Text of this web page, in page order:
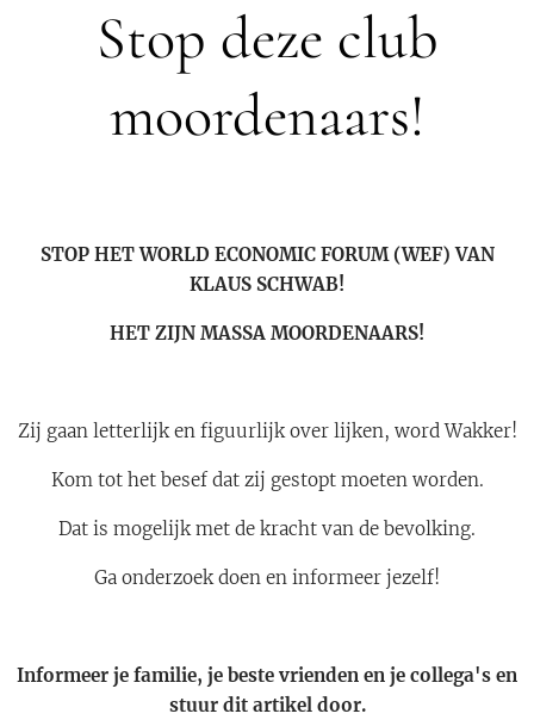
Stop deze club
moordenaars!
STOP HET WORLD ECONOMIC FORUM (WEF) VAN
KLAUS SCHWAB!
HET ZIJN MASSA MOORDENAARS!
Zij gaan letterlijk en figuurlijk over lijken, word Wakker!
Kom tot het besef dat zij gestopt moeten worden.
Dat is mogelijk met de kracht van de bevolking.
Ga onderzoek doen en informeer jezelf!
Informeer je familie, je beste vrienden en je collega's en
stuur dit artikel door.